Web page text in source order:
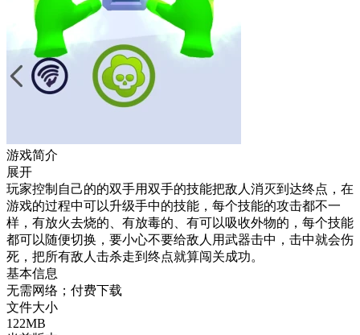
游戏简介
展开
玩家控制自己的的双手用双手的技能把敌人消灭到达终点，在
游戏的过程中可以升级手中的技能，每个技能的攻击都不一
样，有放火去烧的、有放毒的、有可以吸收外物的，每个技能
都可以随便切换，要小心不要给敌人用武器击中，击中就会伤
死，把所有敌人击杀走到终点就算闯关成功。
基本信息
无需网络；付费下载
文件大小
122MB